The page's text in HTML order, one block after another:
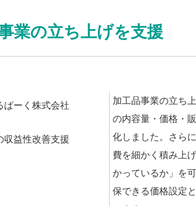
業の立ち上げを支援
ぱーく株式会社
収益性改善支援
加工品事業の立ち
の内容量・価格・
化しました。さら
費を細かく積み上
かっているか」を
保できる価格設定